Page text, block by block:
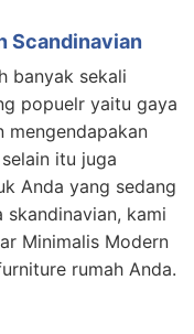
Scandinavian
banyak sekali
popuelr yaitu gaya
mengendapakan
itu juga
Anda yang sedang
skandinavian, kami
Minimalis Modern
rumah Anda.